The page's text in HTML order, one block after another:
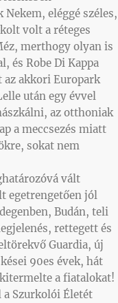
eléggé széles,
volt a réteges
merthogy olyan is
és Robe Di Kappa
az akkori Europark
után egy évvel
az otthoniak
a meccsezés miatt
sokat nem
vált
egetrengetően jól
Budán, teli
rettegett és
Guardia, új
90es évek, hát
a fiatalokat!
a Szurkolói Életét